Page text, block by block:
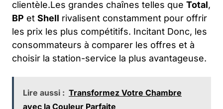
clientèle.Les grandes chaînes telles que Total,
BP et Shell rivalisent constamment pour offrir
les prix les plus compétitifs. Incitant Donc, les
consommateurs à comparer les offres et à
choisir la station-service la plus avantageuse.
Lire aussi : Transformez Votre Chambre
avec la Couleur Parfaite